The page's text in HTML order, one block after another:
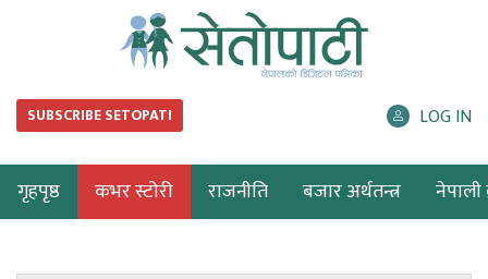
SUBSCRIBE SETOPATI LOG IN
गृहपृष्ठ कभर स्टोरी राजनीति बजार अर्थतन्त्र नेपाली